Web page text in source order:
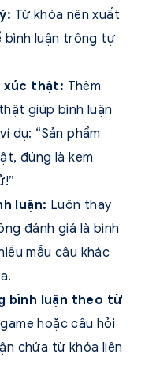
Từ khóa nên xuất
bình luận trông tự
xúc thật: Thêm
giúp bình luận
dụ: “Sản phẩm
đúng là kem
luận: Luôn thay
đánh giá là bình
mẫu câu khác
bình luận theo từ
hoặc câu hỏi
chứa từ khóa liên